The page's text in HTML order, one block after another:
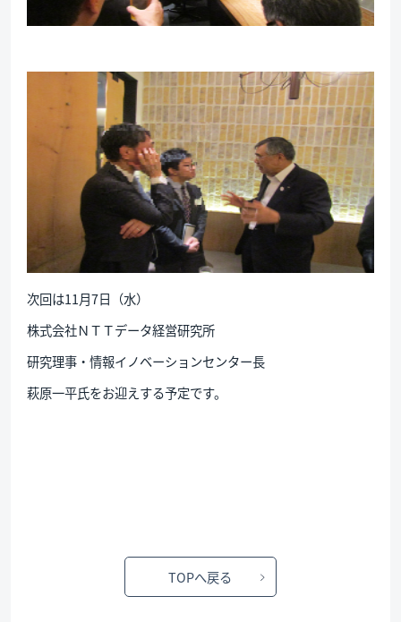
次回は11月7日（水）
株式会社ＮＴＴデータ経営研究所
研究理事・情報イノベーションセンター長
萩原一平氏をお迎えする予定です。
TOPへ戻る